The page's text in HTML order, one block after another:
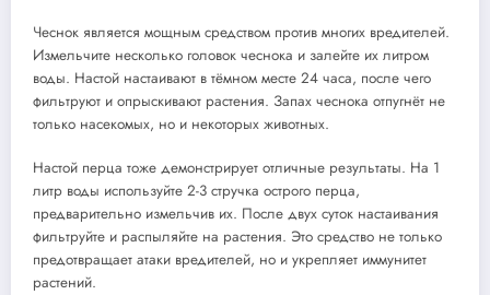
Чеснок является мощным средством против многих вредителей.
Измельчите несколько головок чеснока и залейте их литром
воды. Настой настаивают в тёмном месте 24 часа, после чего
фильтруют и опрыскивают растения. Запах чеснока отпугнёт не
только насекомых, но и некоторых животных.
Настой перца тоже демонстрирует отличные результаты. На 1
литр воды используйте 2-3 стручка острого перца,
предварительно измельчив их. После двух суток настаивания
фильтруйте и распыляйте на растения. Это средство не только
предотвращает атаки вредителей, но и укрепляет иммунитет
растений.